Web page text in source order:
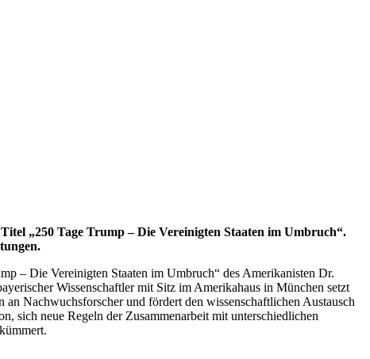
„250 Tage Trump–Die Vereinigten Staaten im Umbruch“.
– Die Vereinigten Staaten im Umbruch“ des Amerikanisten Dr.
Wissenschaftler mit Sitz im Amerikahaus in München setzt
Nachwuchsforscher und fördert den wissenschaftlichen Austausch
sich neue Regeln der Zusammenarbeit mit unterschiedlichen